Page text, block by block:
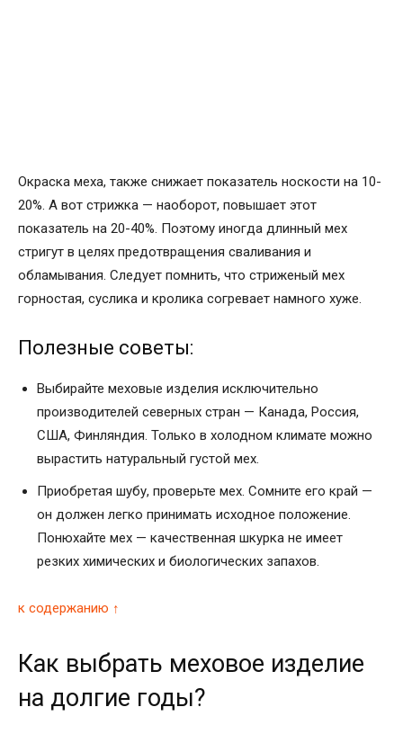
Окраска меха, также снижает показатель носкости на 10-
20%. А вот стрижка — наоборот, повышает этот
показатель на 20-40%. Поэтому иногда длинный мех
стригут в целях предотвращения сваливания и
обламывания. Следует помнить, что стриженый мех
горностая, суслика и кролика согревает намного хуже.
Полезные советы:
Выбирайте меховые изделия исключительно
производителей северных стран — Канада, Россия,
США, Финляндия. Только в холодном климате можно
вырастить натуральный густой мех.
Приобретая шубу, проверьте мех. Сомните его край —
он должен легко принимать исходное положение.
Понюхайте мех — качественная шкурка не имеет
резких химических и биологических запахов.
к содержанию ↑
Как выбрать меховое изделие
на долгие годы?